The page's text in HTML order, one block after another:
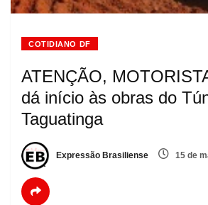
COTIDIANO DF
ATENÇÃO,
dá início às obras do
Taguatinga
Expressão Brasiliense 15 de